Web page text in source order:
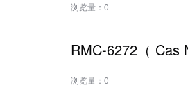
浏览量： 0
RMC-6272（ Cas
浏览量： 0